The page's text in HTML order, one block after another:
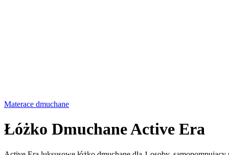
Materace dmuchane
Łóżko Dmuchane Active Era